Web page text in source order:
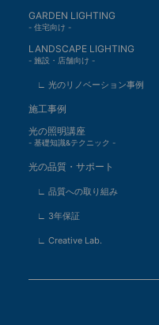
GARDEN LIGHTING
- 住宅向け -
LANDSCAPE LIGHTING
- 施設・店舗向け -
∟ 光のリノベーション事例
施工事例
光の照明講座
- 基礎知識&テクニック -
光の品質・サポート
∟ 品質への取り組み
∟ 3年保証
∟ Creative Lab.